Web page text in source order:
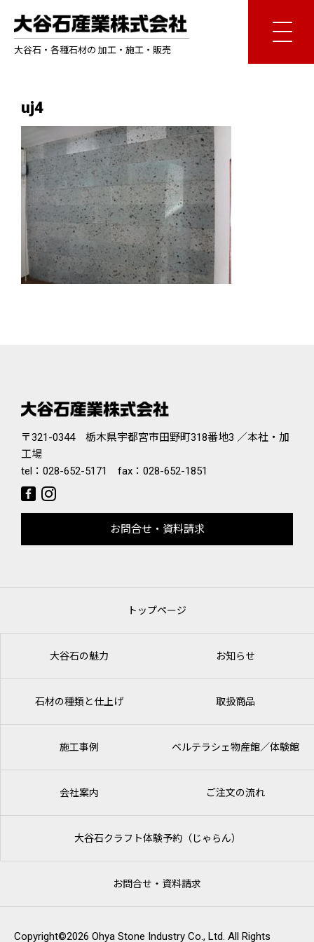
大谷石・各種石材の 加工・施工・販売
uj4
〒321-0344 栃木県宇都宮市田野町318番地3 ／本社・加
工場
tel： 028-652-5171 fax：028-652-1851
お問合せ・資料請求
トップページ
大谷石の魅力 お知らせ
石材の種類と仕上げ 取扱商品
施工事例 ベルテラシェ物産館／体験館
会社案内 ご注文の流れ
大谷石クラフト体験予約（じゃらん）
お問合せ・資料請求
Copyright©2026 Ohya Stone Industry Co., Ltd. All Rights